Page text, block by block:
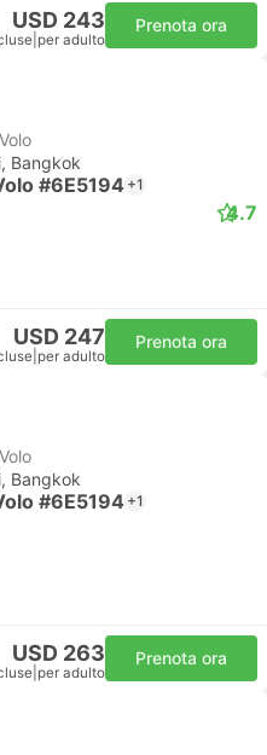
USD 243
per adulto
Prenota ora
Bangkok
#6E5194 +1
4.7
USD 247
per adulto
Prenota ora
Bangkok
#6E5194 +1
USD 263
per adulto
Prenota ora